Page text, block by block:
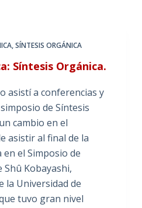
,SÍNTESIS ORGÁNICA
Síntesis Orgánica.
asistí a conferencias y
de Síntesis
cambio en el
asistir al final de la
el Simposio de
Shû Kobayashi,
la Universidad de
tuvo gran nivel